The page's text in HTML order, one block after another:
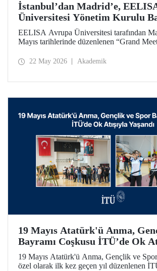
İstanbul’dan Madrid’e,
Üniversitesi Yönetim Kurulu
Devri
EELISA Avrupa Üniversitesi tarafından
Mayıs tarihlerinde düzenlenen “Grand
UPM’e geçti. İTÜ Rektörü Prof. Dr. Hasan
22 May 2026 Akademik
19 Mayıs Atatürk'ü Anma,
Bayramı Coşkusu İTÜ’de Ok
Yaşandı
19 Mayıs Atatürk'ü Anma, Gençlik ve Spor
özel olarak ilk kez geçen yıl düzenlenen